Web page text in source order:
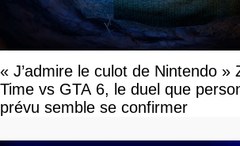
« J’admire le culot de Nintendo »
Time vs GTA 6, le duel que
prévu semble se confirmer